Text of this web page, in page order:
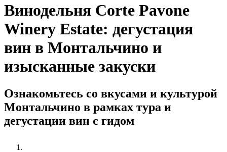
Винодельня Corte Pavone
Winery Estate: дегустация
вин в Монтальчино и
изысканные закуски
Ознакомьтесь со вкусами и культурой
Монтальчино в рамках тура и
дегустации вин с гидом